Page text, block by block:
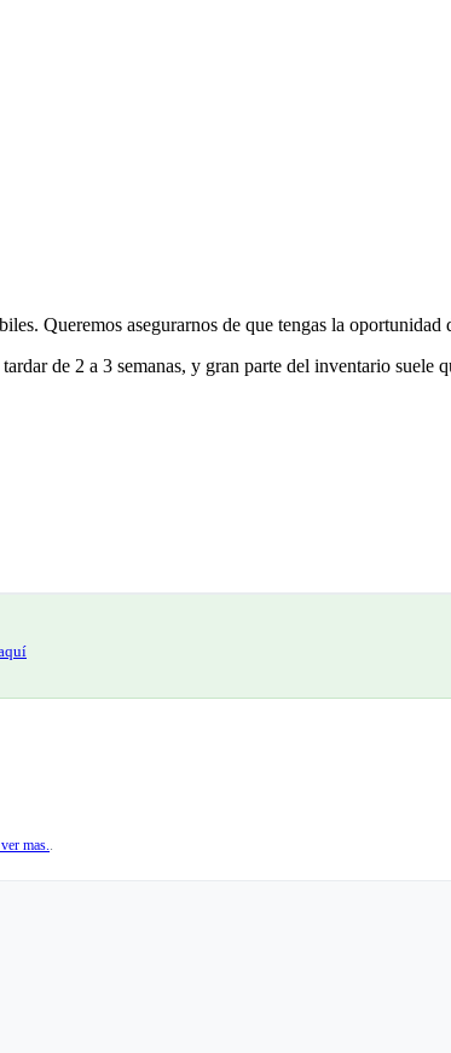
Queremos asegurarnos de que tengas la oportunidad
de 2 a 3 semanas, y gran parte del inventario
mas..